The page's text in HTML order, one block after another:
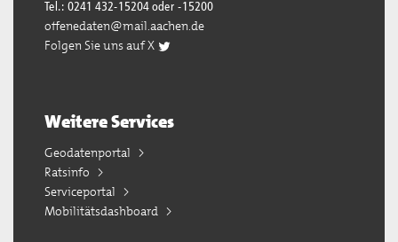
Tel.: 0241 432-15204 oder -15200
offenedaten@mail.aachen.de
Folgen Sie uns auf X
Weitere Services
Geodatenportal
Ratsinfo
Serviceportal
Mobilitätsdashboard